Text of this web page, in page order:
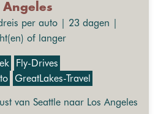
per auto | 23 dagen |
of langer
Fly-Drives
GreatLakes-Travel
van Seattle naar Los Angeles